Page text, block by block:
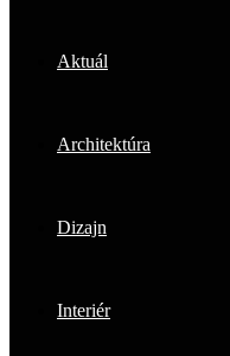
Aktuál
Architektúra
Dizajn
Interiér